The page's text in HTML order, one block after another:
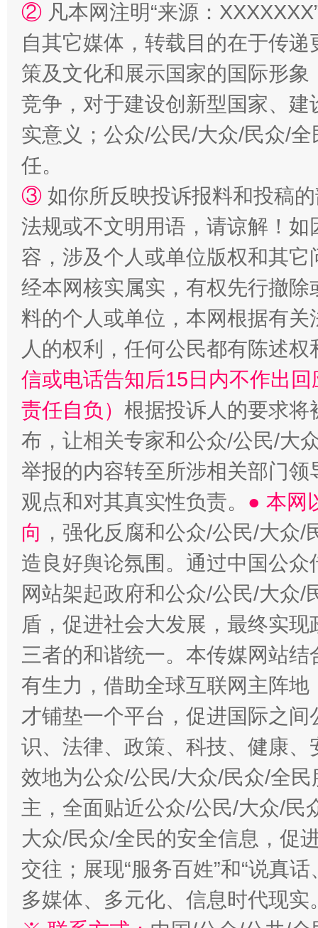
② 凡本网注明“来源：
自其它媒体，转载目的在于传
策及文化和展示国家的国际形
竞争，对于建设创新型国家、
实意义；公众/公民/大众/民众/
任。
③ 如你所反映投诉报料和投稿
法规或不文明用语，请谅解！
容，涉及个人或单位版权和其它
经本网核实属实，有权先行撤
料的个人或单位，本网根据有
人的权利，任何公民都有陈述
信或电话告知后15日内不作出
责任自负） 根据投诉人的要求将
布，让相关专家和公众/公民/大
举报的内容转至所涉相关部门
观点和对其真实性负责。 ● 本网
向 ，强化反腐和公众/公民/大众
造良好舆论氛围。通过中国公
网站架起政府和公众/公民/大众
盾，促进社会大发展，最终实
三者的和谐统一。本传媒网站
有生力，借助全球互联网主阵
才铺垫一个平台，促进国际之
识、法律、政策、科技、健康
效地为公众/公民/大众/民众/全
主，全面贴近公众/公民/大众/民
大众/民众/全民的安全信息，促
交往；展现“服务百姓”和“说真
多媒体、多元化、信息时代现实